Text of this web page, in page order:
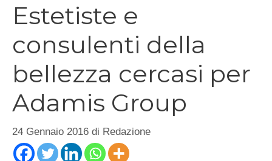
Estetiste e
consulenti della
bellezza cercasi per
Adamis Group
24 Gennaio 2016 di Redazione